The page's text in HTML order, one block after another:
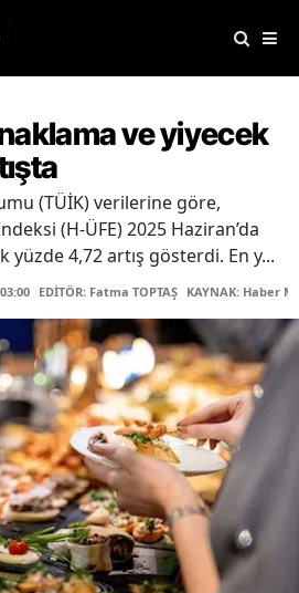
ve yiyecek
(TÜİK) verilerine göre,
(H-ÜFE) 2025 Haziran’da
yüzde 4,72 artış gösterdi. En y...
EDİTÖR: Fatma TOPTAŞ KAYNAK: Haber